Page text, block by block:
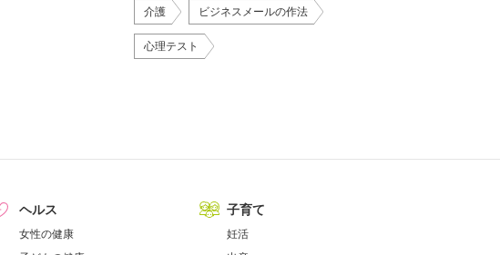
介護 ビジネスメールの作法
心理テスト
ヘルス
女性の健康
子育て
妊活